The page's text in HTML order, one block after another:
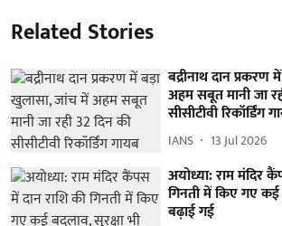
Related Stories
बद्रीनाथ दान
अहम सबूत मानी जा
सीसीटीवी रिकॉर्डिंग
IANS 13 Jul 2026
अयोध्या: राम मंदिर
गिनती में किए गए कई
बढ़ाई गई